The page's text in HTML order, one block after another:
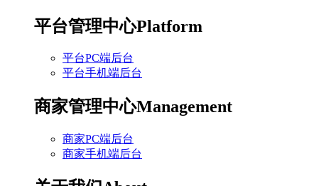
平台管理中心Platform
平台PC端后台
平台手机端后台
商家管理中心Management
商家PC端后台
商家手机端后台